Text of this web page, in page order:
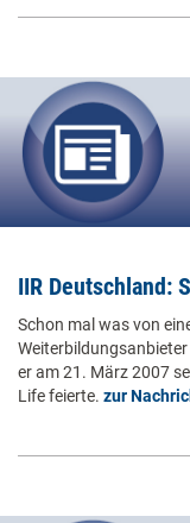
IIR Deutschland:
Schon mal was von
er am 21. März 2007
Life feierte. zur